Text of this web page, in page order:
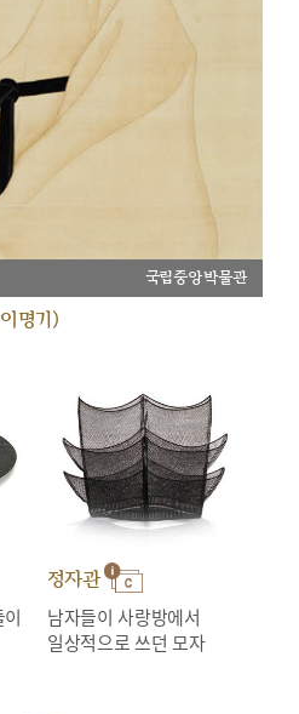
국립중앙박물관
명기)
정자관
남자들이 사랑방에서
일상적으로 쓰던 모자